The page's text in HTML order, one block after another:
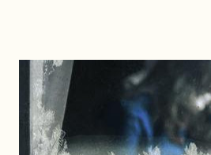
dans une prose sublime et
l'intime, aux secrets. On est un peu
lisant ces morceaux d'histoire qui
la vie. On y parle de douleur, de